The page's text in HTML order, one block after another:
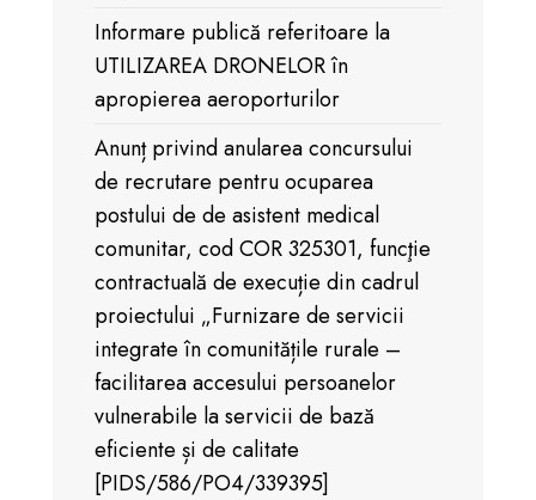
Informare publică referitoare la
UTILIZAREA DRONELOR în
apropierea aeroporturilor
Anunț privind anularea concursului
de recrutare pentru ocuparea
postului de de asistent medical
comunitar, cod COR 325301, funcţie
contractuală de execuție din cadrul
proiectului „Furnizare de servicii
integrate în comunitățile rurale –
facilitarea accesului persoanelor
vulnerabile la servicii de bază
eficiente și de calitate
[PIDS/586/PO4/339395]